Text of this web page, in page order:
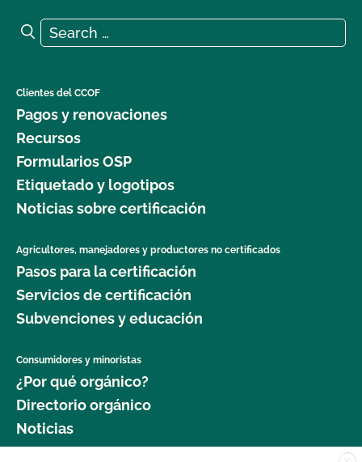
Search for:
Search
Clientes del CCOF
Pagos y renovaciones
Recursos
Formularios OSP
Etiquetado y logotipos
Noticias sobre certificación
Agricultores, manejadores y productores no certificados
Pasos para la certificación
Servicios de certificación
Subvenciones y educación
Consumidores y minoristas
¿Por qué orgánico?
Directorio orgánico
Noticias